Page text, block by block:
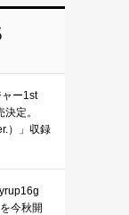
ー1st
定。
）」収録
今秋開